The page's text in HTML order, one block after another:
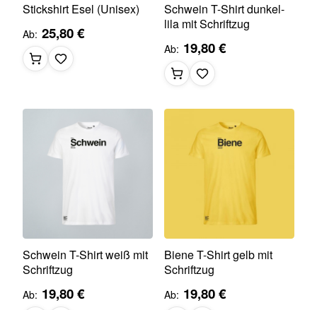
Stickshirt Esel (Unisex)
Ab 25,80 €
Schwein T-Shirt dunkel-
lila mit Schriftzug
Ab 19,80 €
Schwein T-Shirt weiß mit
Schriftzug
Ab 19,80 €
Biene T-Shirt gelb mit
Schriftzug
Ab 19,80 €